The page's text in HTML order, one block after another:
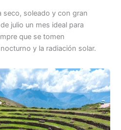
seco, soleado y con gran
julio un mes ideal para
que se tomen
y la radiación solar.